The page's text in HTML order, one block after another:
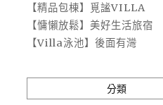
【精品包棟】覓謐VILLA
【慵懶放鬆】美好生活旅宿
【Villa泳池】後面有灣
分類